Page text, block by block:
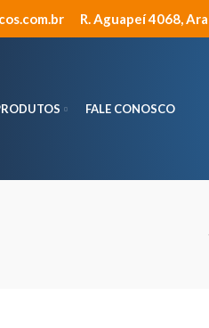
R. Aguapeí 4068,
FALE CONOSCO